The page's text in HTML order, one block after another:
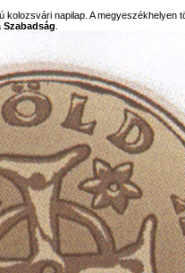
kolozsvári napilap. A megyeszékhelyen
Szabadság